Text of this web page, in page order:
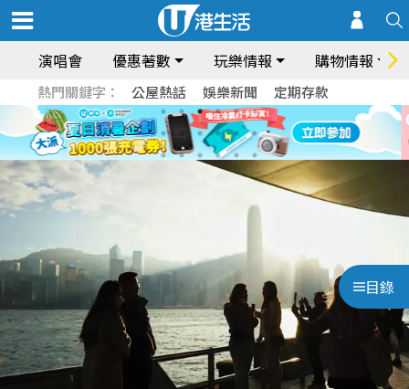
演唱會 優惠著數 玩樂情報 購物情報
熱門關鍵字： 公屋熱話 娛樂新聞 定期存款
目錄